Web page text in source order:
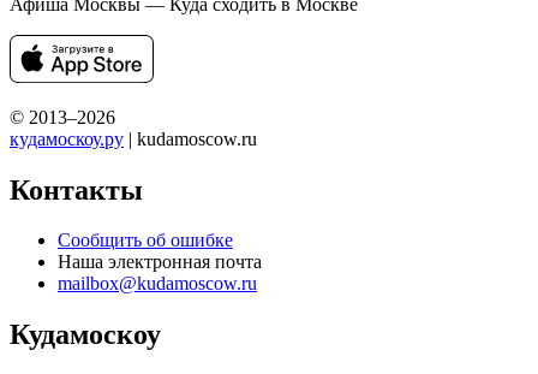
© 2013–2026
кудамоскоу.ру | kudamoscow.ru
Контакты
Сообщить об ошибке
Наша электронная почта
mailbox@kudamoscow.ru
Кудамоскоу